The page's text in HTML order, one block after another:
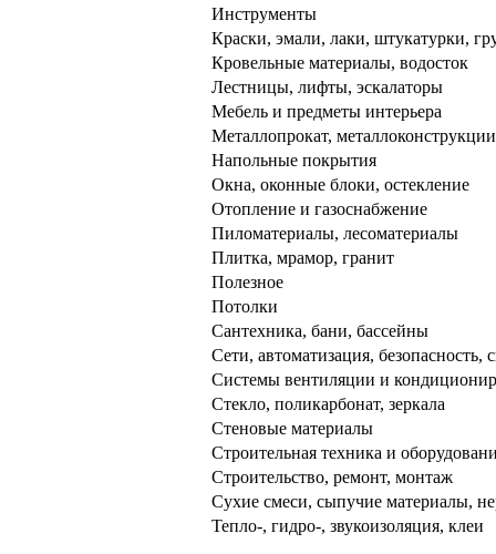
Инструменты
Краски, эмали, лаки, штукатурки,
Кровельные материалы, водосток
Лестницы, лифты, эскалаторы
Мебель и предметы интерьера
Металлопрокат,
Напольные покрытия
Окна, оконные блоки, остекление
Отопление и газоснабжение
Пиломатериалы, лесоматериалы
Плитка, мрамор, гранит
Полезное
Потолки
Сантехника, бани, бассейны
Сети, автоматизация, безопасность,
Системы вентиляции и
Стекло, поликарбонат, зеркала
Стеновые материалы
Строительная техника и
Строительство, ремонт, монтаж
Сухие смеси, сыпучие материалы,
Тепло-, гидро-, звукоизоляция, клеи